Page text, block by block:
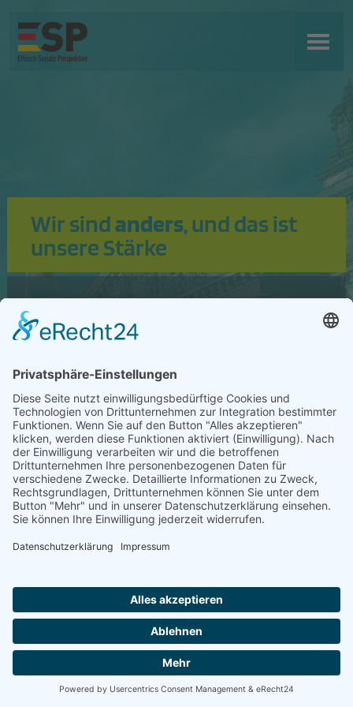
Wir sindanders, und das ist
unsere Stärke
Unzufriedenheit mit der Politik der
letzten Jahrzehnte, welche aktuell an
Bürger angelangt ist.
Wir wollen Dinge besser machen und
neue, pragmatische Pfade beschreiten,
die frei sind von Ideologie und
gewachsenem Parteidenken.
Die Perspektive für alle, die keine
Alternative wollen – mach mit bei uns.